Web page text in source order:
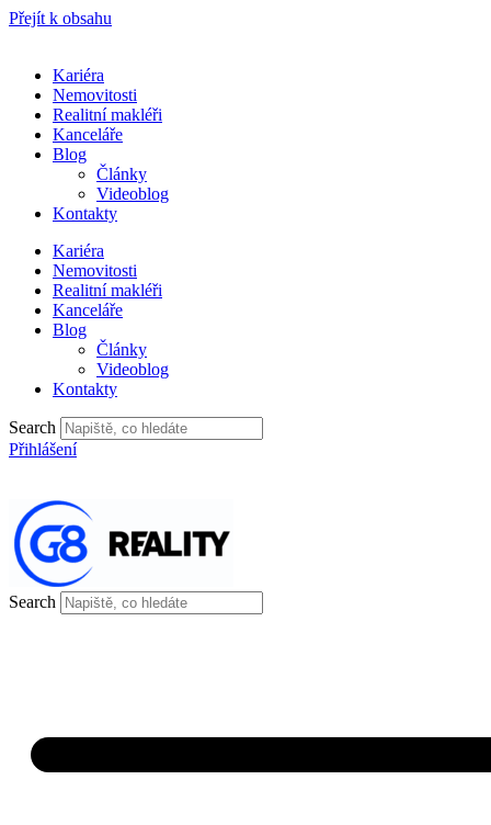
Přejít k obsahu
Kariéra
Nemovitosti
Realitní makléři
Kanceláře
Blog
Články
Videoblog
Kontakty
Kariéra
Nemovitosti
Realitní makléři
Kanceláře
Blog
Články
Videoblog
Kontakty
Search
Přihlášení
Search